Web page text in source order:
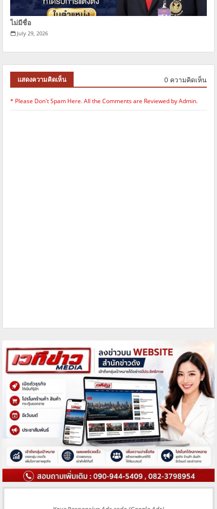
ไม่มีชื่อ
July 29, 2026
แสดงความคิดเห็น 0 ความคิดเห็น
* Please Don't Spam Here. All the Comments are Reviewed by Admin.